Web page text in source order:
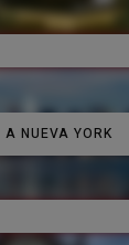
NUEVA YORK